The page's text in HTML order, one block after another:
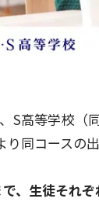
高等学校（
同コースの
、生徒それ